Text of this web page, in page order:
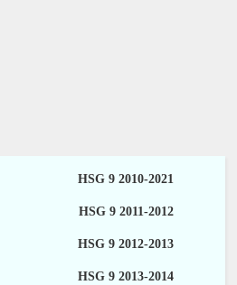
HSG 9 2010-2021
HSG 9 2011-2012
HSG 9 2012-2013
HSG 9 2013-2014